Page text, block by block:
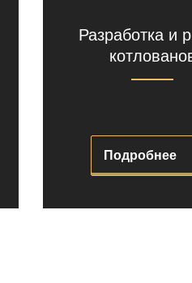
Разработка и
Подробнее